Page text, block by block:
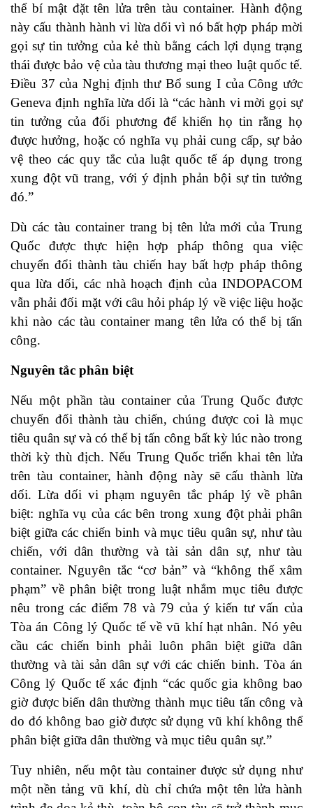
thể bí mật đặt tên lửa trên tàu container. Hành động
này cấu thành hành vi lừa dối vì nó bất hợp pháp mời
gọi sự tin tưởng của kẻ thù bằng cách lợi dụng trạng
thái được bảo vệ của tàu thương mại theo luật quốc tế.
Điều 37 của Nghị định thư Bổ sung I của Công ước
Geneva định nghĩa lừa dối là “các hành vi mời gọi sự
tin tưởng của đối phương để khiến họ tin rằng họ
được hưởng, hoặc có nghĩa vụ phải cung cấp, sự bảo
vệ theo các quy tắc của luật quốc tế áp dụng trong
xung đột vũ trang, với ý định phản bội sự tin tưởng
đó.”
Dù các tàu container trang bị tên lửa mới của Trung
Quốc được thực hiện hợp pháp thông qua việc
chuyển đổi thành tàu chiến hay bất hợp pháp thông
qua lừa dối, các nhà hoạch định của INDOPACOM
vẫn phải đối mặt với câu hỏi pháp lý về việc liệu hoặc
khi nào các tàu container mang tên lửa có thể bị tấn
công.
Nguyên tắc phân biệt
Nếu một phần tàu container của Trung Quốc được
chuyển đổi thành tàu chiến, chúng được coi là mục
tiêu quân sự và có thể bị tấn công bất kỳ lúc nào trong
thời kỳ thù địch. Nếu Trung Quốc triển khai tên lửa
trên tàu container, hành động này sẽ cấu thành lừa
dối. Lừa dối vi phạm nguyên tắc pháp lý về phân
biệt: nghĩa vụ của các bên trong xung đột phải phân
biệt giữa các chiến binh và mục tiêu quân sự, như tàu
chiến, với dân thường và tài sản dân sự, như tàu
container. Nguyên tắc “cơ bản” và “không thể xâm
phạm” về phân biệt trong luật nhắm mục tiêu được
nêu trong các điểm 78 và 79 của ý kiến tư vấn của
Tòa án Công lý Quốc tế về vũ khí hạt nhân. Nó yêu
cầu các chiến binh phải luôn phân biệt giữa dân
thường và tài sản dân sự với các chiến binh. Tòa án
Công lý Quốc tế xác định “các quốc gia không bao
giờ được biến dân thường thành mục tiêu tấn công và
do đó không bao giờ được sử dụng vũ khí không thể
phân biệt giữa dân thường và mục tiêu quân sự.”
Tuy nhiên, nếu một tàu container được sử dụng như
một nền tảng vũ khí, dù chỉ chứa một tên lửa hành